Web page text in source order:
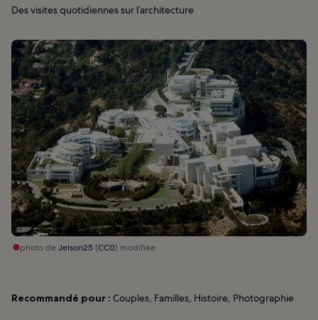
Des visites quotidiennes sur l’architecture
photo de Jelson25(CC0) modifiée
Recommandé pour : Couples, Familles, Histoire, Photographie